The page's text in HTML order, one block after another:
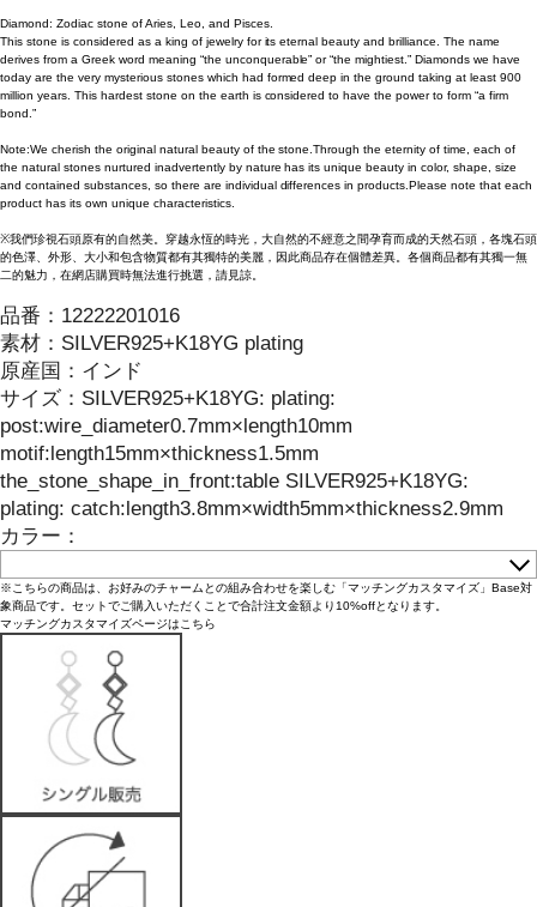
Diamond: Zodiac stone of Aries, Leo, and Pisces.
This stone is considered as a king of jewelry for its eternal beauty and brilliance. The name
derives from a Greek word meaning “the unconquerable” or “the mightiest.” Diamonds we have
today are the very mysterious stones which had formed deep in the ground taking at least 900
million years. This hardest stone on the earth is considered to have the power to form “a firm
bond.”
Note:We cherish the original natural beauty of the stone.Through the eternity of time, each of
the natural stones nurtured inadvertently by nature has its unique beauty in color, shape, size
and contained substances, so there are individual differences in products.Please note that each
product has its own unique characteristics.
※我們珍視石頭原有的自然美。穿越永恆的時光，大自然的不經意之間孕育而成的天然石頭，各塊石頭
的色澤、外形、大小和包含物質都有其獨特的美麗，因此商品存在個體差異。各個商品都有其獨一無
二的魅力，在網店購買時無法進行挑選，請見諒。
品番： 12222201016
素材： SILVER925+K18YG plating
原産国： インド
サイズ： SILVER925+K18YG: plating:
post:wire_diameter0.7mm×length10mm
motif:length15mm×thickness1.5mm
the_stone_shape_in_front:table SILVER925+K18YG:
plating: catch:length3.8mm×width5mm×thickness2.9mm
カラー：
※こちらの商品は、お好みのチャームとの組み合わせを楽しむ「マッチングカスタマイズ」Base対
象商品です。セットでご購入いただくことで合計注文金額より10%offとなります。
マッチングカスタマイズページはこちら